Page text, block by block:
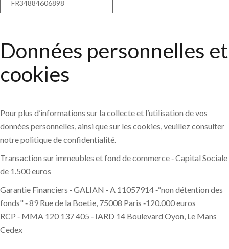
FR34884606898
Données personnelles et
cookies
Pour plus d’informations sur la collecte et l’utilisation de vos
données personnelles, ainsi que sur les cookies, veuillez consulter
notrepolitique de confidentialité.
Transaction sur immeubles et fond de commerce ‐ Capital Sociale
de 1.500 euros
Garantie Financiers ‐ GALIAN ‐ A 11057914 ‐“non détention des
fonds" ‐ 89 Rue de la Boetie, 75008 Paris ‐120.000 euros
RCP ‐ MMA 120 137 405 ‐ IARD 14 Boulevard Oyon, Le Mans
Cedex